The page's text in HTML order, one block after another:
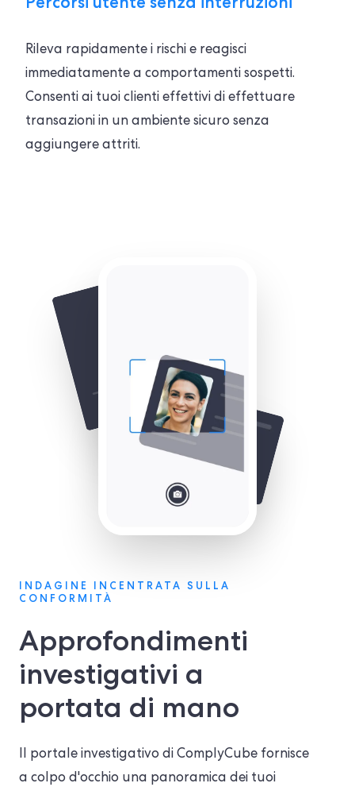
Rileva rapidamente i rischi e reagisci
immediatamente a comportamenti sospetti.
Consenti ai tuoi clienti effettivi di effettuare
transazioni in un ambiente sicuro senza
aggiungere attriti.
INDAGINE INCENTRATA SULLA
CONFORMITÀ
Approfondimenti
investigativi a
portata di mano
Il portale investigativo di ComplyCube fornisce
a colpo d'occhio una panoramica dei tuoi